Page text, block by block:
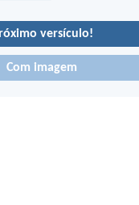
versículo!
Com imagem